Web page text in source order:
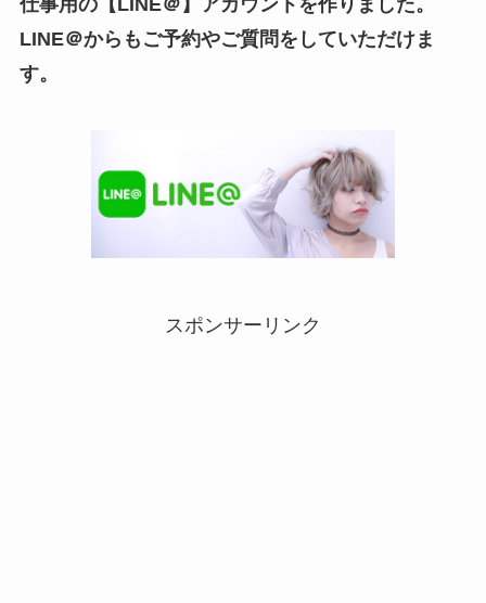
LINE＠からもご予約やご質問をしていただけま
す。
スポンサーリンク